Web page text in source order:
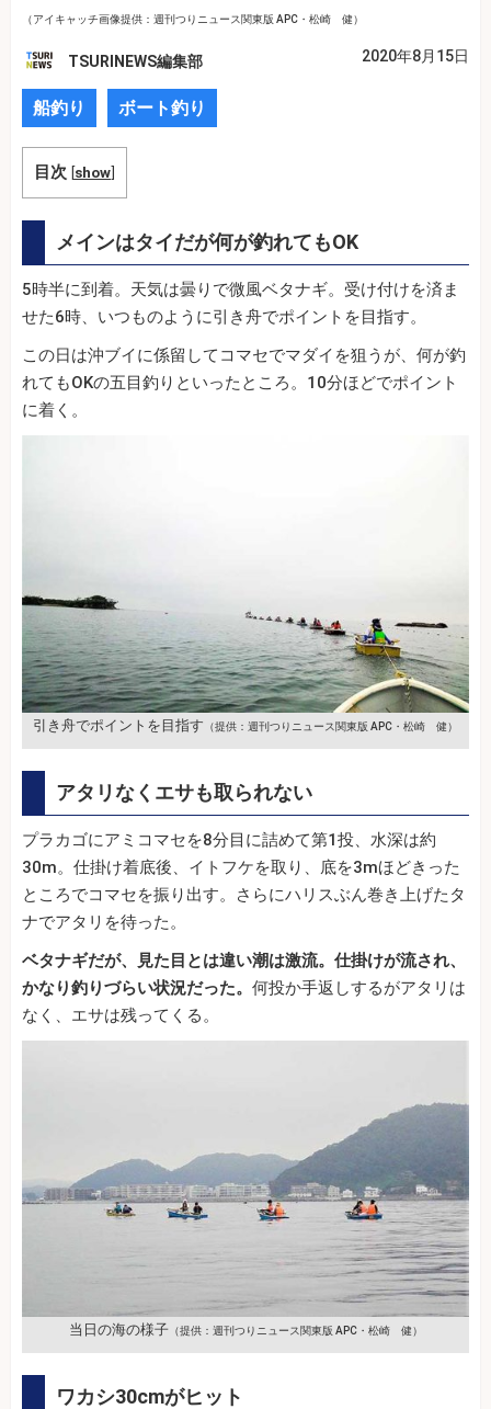
（アイキャッチ画像提供：週刊つりニュース関東版 APC・松崎 健）
TSURINEWS編集部 2020年8月15日
船釣り ボート釣り
目次 [show]
メインはタイだが何が釣れてもOK
5時半に到着。天気は曇りで微風ベタナギ。受け付けを済ま
せた6時、いつものように引き舟でポイントを目指す。
この日は沖ブイに係留してコマセでマダイを狙うが、何が釣
れてもOKの五目釣りといったところ。10分ほどでポイント
に着く。
引き舟でポイントを目指す （提供：週刊つりニュース関東版 APC・松崎 健）
アタリなくエサも取られない
プラカゴにアミコマセを8分目に詰めて第1投、水深は約
30m。仕掛け着底後、イトフケを取り、底を3mほどきった
ところでコマセを振り出す。さらにハリスぶん巻き上げたタ
ナでアタリを待った。
ベタナギだが、見た目とは違い潮は激流。仕掛けが流され、
かなり釣りづらい状況だった。 何投か手返しするがアタリは
なく、エサは残ってくる。
当日の海の様子（提供：週刊つりニュース関東版 APC・松崎 健）
ワカシ30cmがヒット